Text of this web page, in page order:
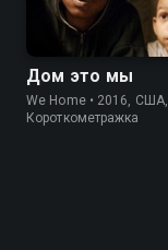
Дом это мы
We Home • 2016, США,
Короткометражка